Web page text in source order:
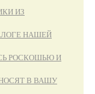
ИЗ
НАШЕЙ
РОСКОШЬЮ И
В ВАШУ